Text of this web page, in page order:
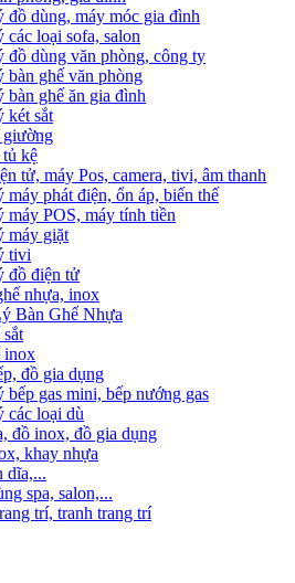
đồ dùng, máy móc gia đình
các loại sofa, salon
đồ dùng văn phòng, công ty
bàn ghế văn phòng
bàn ghế ăn gia đình
két sắt
giường
kệ
tử, máy Pos, camera, tivi, âm thanh
máy phát điện, ổn áp, biến thế
máy POS, máy tính tiền
máy giặt
tivi
đồ điện tử
nhựa, inox
Bàn Ghế Nhựa
inox
đồ gia dụng
bếp gas mini, bếp nướng gas
các loại dù
đồ inox, đồ gia dụng
khay nhựa
dĩa,...
spa, salon,...
trí, tranh trang trí